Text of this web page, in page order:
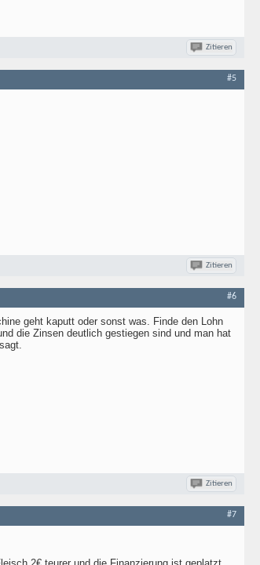
Zitieren
#5
Zitieren
#6
geht kaputt oder sonst was. Finde den Lohn
die Zinsen deutlich gestiegen sind und man hat
Zitieren
#7